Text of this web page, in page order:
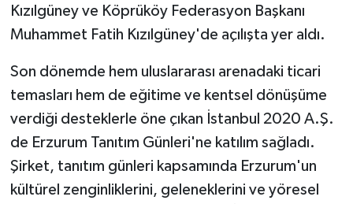
Kızılgüney ve Köprüköy Federasyon Başkanı
Muhammet Fatih Kızılgüney'de açılışta yer aldı.
Son dönemde hem uluslararası arenadaki ticari
temasları hem de eğitime ve kentsel dönüşüme
verdiği desteklerle öne çıkan İstanbul 2020 A.Ş.
de Erzurum Tanıtım Günleri'ne katılım sağladı.
Şirket, tanıtım günleri kapsamında Erzurum'un
kültürel zenginliklerini, geleneklerini ve yöresel
TEKNOLOJİ
Turizm
YAŞAM
YEREL